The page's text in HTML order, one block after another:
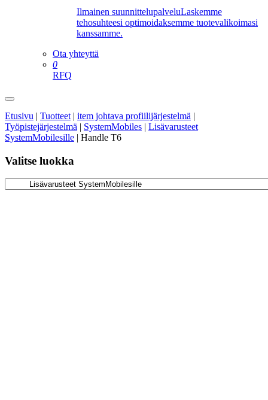
Ilmainen suunnittelupalveluLaskemme
tehosuhteesi optimoidaksemme tuotevalikoimasi
kanssamme.
Ota yhteyttä
0
RFQ
Etusivu | Tuotteet | item johtava profiilijärjestelmä |
Työpistejärjestelmä | SystemMobiles | Lisävarusteet
SystemMobilesille | Handle T6
Valitse luokka